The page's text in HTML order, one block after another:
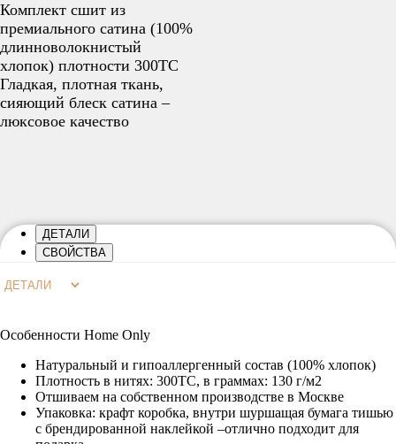
Комплект сшит из
премиального сатина (100%
длинноволокнистый
хлопок) плотности 300TC
Гладкая, плотная ткань,
сияющий блеск сатина –
люксовое качество
ДЕТАЛИ
СВОЙСТВА
Особенности Home Only
Натуральный и гипоаллергенный состав (100% хлопок)
Плотность в нитях: 300ТС, в граммах: 130 г/м2
Отшиваем на собственном производстве в Москве
Упаковка: крафт коробка, внутри шуршащая бумага тишью
с брендированной наклейкой –отлично подходит для